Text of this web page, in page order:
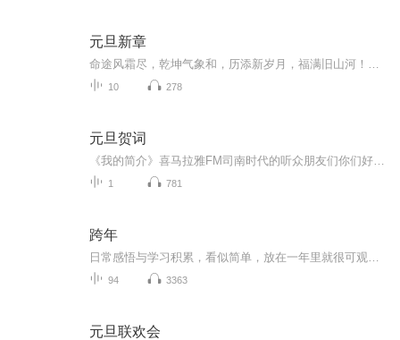
元旦新章
10 278
元旦贺词
1 781
跨年
94 3363
元旦联欢会